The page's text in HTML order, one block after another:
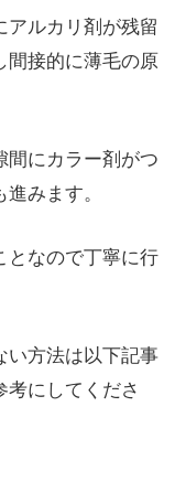
アルカリ剤が残留
間接的に薄毛の原
間にカラー剤がつ
みます。
となので丁寧に行
い方法は以下記事
考にしてくださ